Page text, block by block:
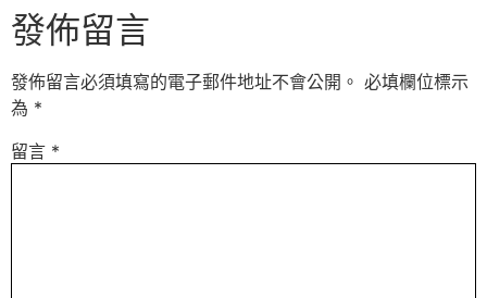
發佈留言
發佈留言必須填寫的電子郵件地址不會公開。 必填欄位標示
為 *
留言 *